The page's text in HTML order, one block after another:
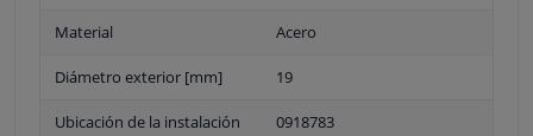
Material Acero
Diámetro exterior [mm] 19
Ubicación de la instalación 0918783